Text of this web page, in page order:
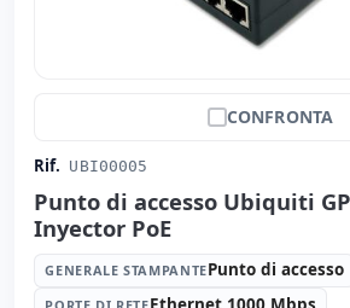
CONFRONTA
Rif. UBI00005
Punto di accesso Ubiquiti
Inyector PoE
GENERALE STAMPANTEPunto di accesso